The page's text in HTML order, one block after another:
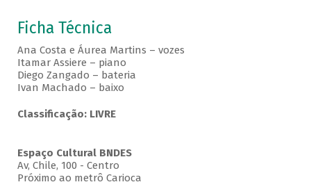
Ficha Técnica
Ana Costa e Áurea Martins – vozes
Itamar Assiere – piano
Diego Zangado – bateria
Ivan Machado – baixo
Classificação: LIVRE
Espaço Cultural BNDES
Av, Chile, 100 - Centro
Próximo ao metrô Carioca